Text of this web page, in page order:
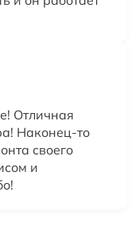
Отличная
Наконец-то
своего
и